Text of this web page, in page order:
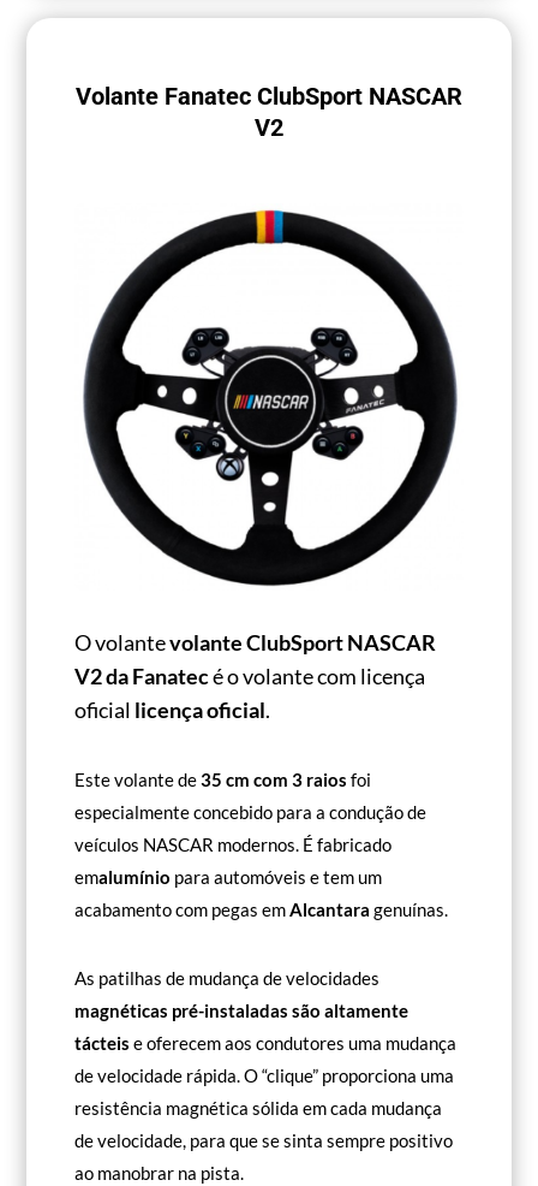
Volante Fanatec ClubSport NASCAR
V2
O volantevolante ClubSport NASCAR
V2 da Fanatecé o volante com licença
oficial licença oficial.
Este volante de35 cm com 3 raios foi
especialmente concebido para a condução de
veículos NASCAR modernos. É fabricado
emalumínio para automóveis e tem um
acabamento com pegas emAlcantara genuínas.
As patilhas de mudança de velocidades
magnéticas pré-instaladas são altamente
tácteis e oferecem aos condutores uma mudança
de velocidade rápida. O “clique” proporciona uma
resistência magnética sólida em cada mudança
de velocidade, para que se sinta sempre positivo
ao manobrar na pista.